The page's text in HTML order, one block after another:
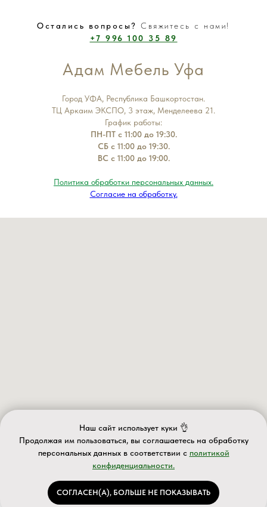
Услуги Акции
Остались вопросы?Свяжитесь с нами!
+7 996 100 35 89
Адам Мебель Уфа
Город УФА, Республика Башкортостан.
ТЦ Аркаим ЭКСПО, 3 этаж, Менделеева 21.
График работы:
ПН-ПТ с 11:00 до 19:30.
СБ с 11:00 до 19:30.
ВС с 11:00 до 19:00.
Политика обработки персональных данных.
Согласие на обработку.
Наш сайт использует куки 👌
Продолжая им пользоваться, вы соглашаетесь на обработку
персональных данных в соответствии с политикой
конфиденциальности.
СОГЛАСЕН(А), БОЛЬШЕ НЕ ПОКАЗЫВАТЬ
ИП Валеев А.Д.
Информация на сайте носит информационный характер и не